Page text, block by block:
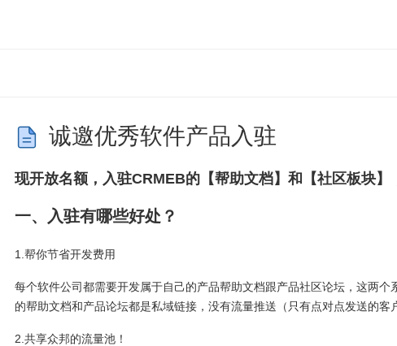
诚邀优秀软件产品入驻
现开放名额，入驻CRMEB的【帮助文档】和【社区板块】
一、入驻有哪些好处？
1.帮你节省开发费用
每个软件公司都需要开发属于自己的产品帮助文档跟产品社区论坛，这两
的帮助文档和产品论坛都是私域链接，没有流量推送（只有点对点发送的客
2.共享众邦的流量池！